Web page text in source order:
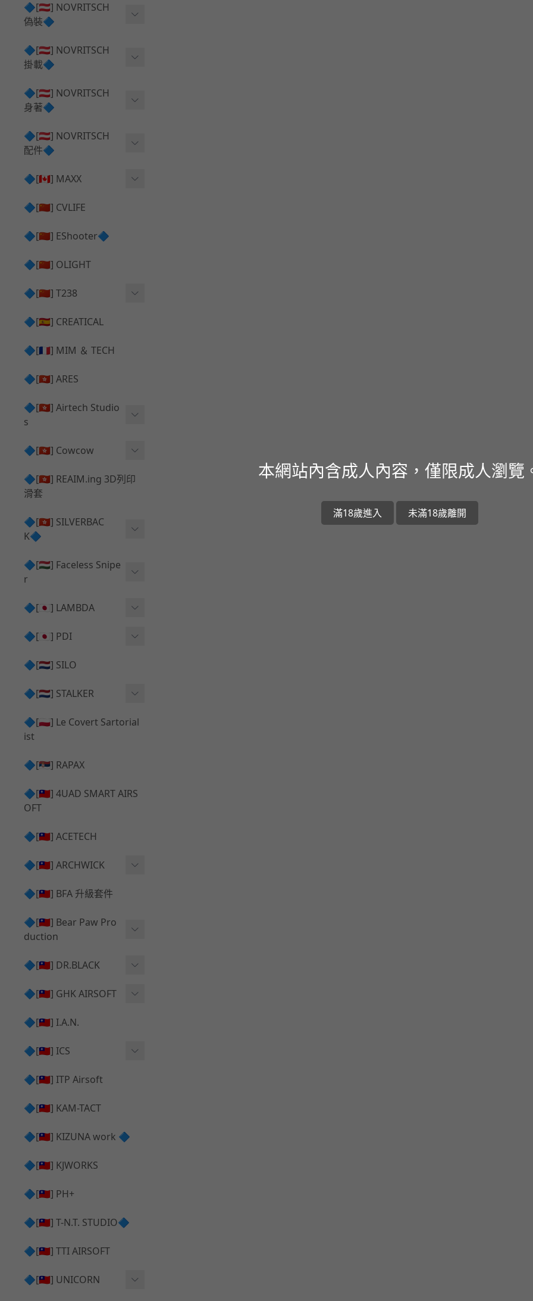
🔷[🇦🇹] NOVRITSCH
偽裝🔷
上衣夾克 ⧸ Jacket
兜帽 ⧸ Hood
手持 裝備 ⧸ 偽裝
披肩 ⧸ Shoulder Piece
onie
🔷[🇦🇹] NOVRITSCH
掛載🔷
AR ⧸ DMR 彈匣用
SMG ⧸ SSR90 彈匣用
腰包 ⧸ 萬用包
HPA 氣瓶袋 ⧸ 水袋包
手槍 彈匣用
🔷[🇦🇹] NOVRITSCH
身著🔷
闊邊帽 ⧸ Boonie Hat
戰術背心+前掛 ⧸ Plate Car
rier+Flap
tlebelt
護目鏡 ⧸ 除霧器
腰帶 ⧸ 腿掛
🔷[🇦🇹] NOVRITSCH
配件🔷
✅ 快拔槍套 ⧸ 槍背帶
✅ 槍架 ⧸ 訓練靶具 ⧸ 工具
🔷[🇨🇦] MAXX
AEG 活塞頭 ⧸ AEG Piston
HOP座 ⧸ HOP-UP
競速扳機 ⧸ Speed Trigger
彈匣釋放鈕 ⧸ Mag Releas
推嘴 ⧸ Nozzle
🔷[🇨🇳] CVLIFE
🔷[🇨🇳] EShooter🔷
🔷[🇨🇳] OLIGHT
🔷[🇨🇳] T238
電子扳機
發光器
🔷[🇪🇸] CREATICAL
🔷[🇫🇷] MIM ＆ TECH
🔷[🇭🇰] ARES
🔷[🇭🇰] Airtech Studio
s
VFC
G＆G
Krytac
KWA
Tokyo Marui
PROWIN
MAXX
SILVERBACK SRS
🔷[🇭🇰] Cowcow
TM Glock 系列
Action Army AAP01 系列
UMAREX VFC 系列
KWA⧸KSC系列
🔷[🇭🇰] REAIM.ing 3D列印
滑套
🔷[🇭🇰] SILVERBAC
K🔷
SRS ⧸ HTI 🟦 主體 ⧸ 彈匣
✅ 碳纖管 ⧸ 彈簧
TAC-41 👁️‍🗨️ 外觀 ⧸ 色彩
MDR-X 🟦 主體 ⧸ 彈匣
✅ 通用 ⧸ 精品
MDR-X 🔄 原廠 ⧸ 零件
TAC-41 🔄 原廠 ⧸ 零件
🔷[🇭🇺] Faceless Snipe
r
Mk23 ⧸ SSX23
SRS ⧸ HTI ⧸ TAC-41
🔷[🇯🇵] LAMBDA
Lambda 05 GBB 精密內管
Lambda 03 AEG 精密內管
Lambda 05 AEG 精密內管
🔷[🇯🇵] PDI
01 精密內管
05 精密內管
08 精密內管
🔷[🇳🇱] SILO
🔷[🇳🇱] STALKER
Action Army AAP01 升級
套件
HOP膠皮 ⧸ 下壓塊
件
[夢神⧸Morpheus] 不鏽鋼
內管
套件
[夢神⧸Morpheus] 碳鋼 內
管
🔷[🇵🇱] Le Covert Sartorial
ist
🔷[🇷🇸] RAPAX
🔷[🇹🇼] 4UAD SMART AIRS
OFT
🔷[🇹🇼] ACETECH
🔷[🇹🇼] ARCHWICK
衝鋒套件 Convertion Kit
MWS 升級組件
B＆T APC9 系列產品
B＆T SPR300系列產品
HOP膠皮
🔷[🇹🇼] BFA 升級套件
🔷[🇹🇼] Bear Paw Pro
duction
T-5000
🔷[🇹🇼] DR.BLACK
Hi-capa 彈匣外觀
維護保養
Hi-capa 上半外觀
Hi-capa 內部升級
🔷[🇹🇼] GHK AIRSOFT
AR ⧸ M4 GBB 原廠零件
AKM V3 主體 ＆ 原廠零件
G5 原廠零件
G17 GEN.3 原廠零件
AR ⧸ M4 GBB 升級套件
🔷[🇹🇼] I.A.N.
🔷[🇹🇼] ICS
Hi-Capa 維修零件
ICS 成槍
🔷[🇹🇼] ITP Airsoft
🔷[🇹🇼] KAM-TACT
🔷[🇹🇼] KIZUNA work 🔷
🔷[🇹🇼] KJWORKS
🔷[🇹🇼] PH+
🔷[🇹🇼] T-N.T. STUDIO🔷
🔷[🇹🇼] TTI AIRSOFT
🔷[🇹🇼] UNICORN
本網站內含成人內容，僅限成人瀏覽
滿18歲進入 未滿18歲離開